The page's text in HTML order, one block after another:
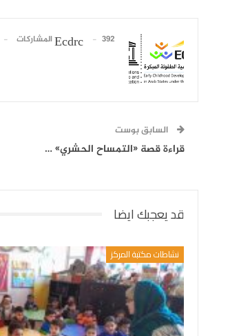
Ecdrc 392 المشاركات
السابق بوست
قراءة قصة «التمساح الحشري» …
قد يعجبك ايضا
نشاطات مكتبة المركز